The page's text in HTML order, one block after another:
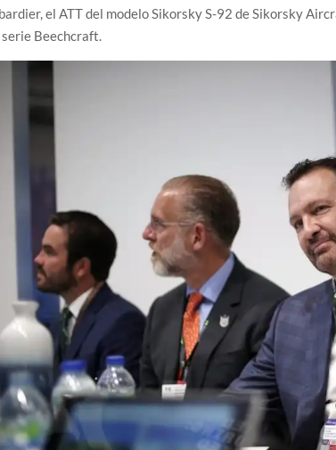
el ATT del modelo Sikorsky S-92 de Sikorsky
serie Beechcraft.